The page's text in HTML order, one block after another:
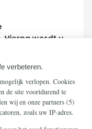
Hierna wordt u
uw donatie af
hoogte over